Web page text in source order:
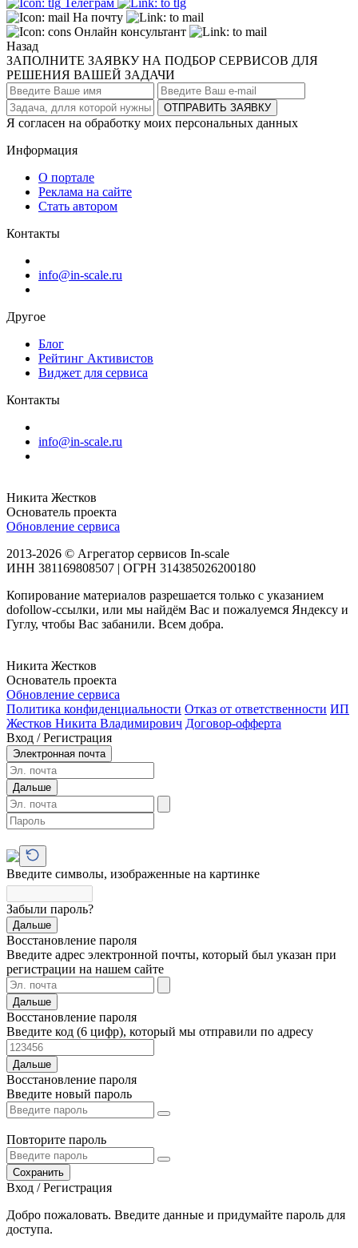
На почту
Онлайн консультант
Назад
ЗАПОЛНИТЕ ЗАЯВКУ НА ПОДБОР СЕРВИСОВ ДЛЯ
РЕШЕНИЯ ВАШЕЙ ЗАДАЧИ
ОТПРАВИТЬ ЗАЯВКУ
Я согласен на обработку моих персональных данных
Информация
О портале
Реклама на сайте
Стать автором
Контакты
info@in-scale.ru
Другое
Блог
Рейтинг Активистов
Виджет для сервиса
Контакты
info@in-scale.ru
Никита Жестков
Основатель проекта
Обновление сервиса
2013-2026 © Агрегатор сервисов In-scale
ИНН 381169808507 | ОГРН 314385026200180
Копирование материалов разрешается только с указанием
dofollow-ссылки, или мы найдём Вас и пожалуемся Яндексу и
Гуглу, чтобы Вас забанили. Всем добра.
Никита Жестков
Основатель проекта
Обновление сервиса
Политика конфиденциальности Отказ от ответственности ИП
Жестков Никита Владимирович Договор-офферта
Вход / Регистрация
Электронная почта
Дальше
Введите символы, изображенные на картинке
Забыли пароль?
Дальше
Восстановление пароля
Введите адрес электронной почты, который был указан при
регистрации на нашем сайте
Дальше
Восстановление пароля
Введите код (6 цифр), который мы отправили по адресу
Дальше
Восстановление пароля
Введите новый пароль
Повторите пароль
Сохранить
Вход / Регистрация
Добро пожаловать. Введите данные и придумайте пароль для
доступа.